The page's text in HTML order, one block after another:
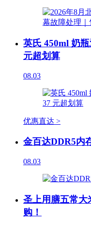
英氏 450ml 奶
元超划算
08.03
优惠直达 >
金百达DDR5内
08.03
圣上用膳五常大
购！